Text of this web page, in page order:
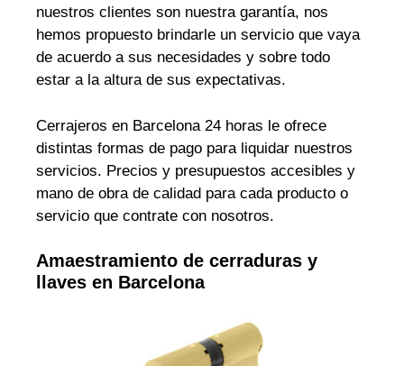
nuestros clientes son nuestra garantía, nos
hemos propuesto brindarle un servicio que vaya
de acuerdo a sus necesidades y sobre todo
estar a la altura de sus expectativas.
Cerrajeros en Barcelona 24 horas le ofrece
distintas formas de pago para liquidar nuestros
servicios. Precios y presupuestos accesibles y
mano de obra de calidad para cada producto o
servicio que contrate con nosotros.
Amaestramiento de cerraduras y
llaves en Barcelona